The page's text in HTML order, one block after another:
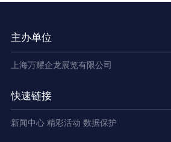
主办单位
上海万耀企龙展览有限公司
快速链接
新闻中心 精彩活动 数据保护